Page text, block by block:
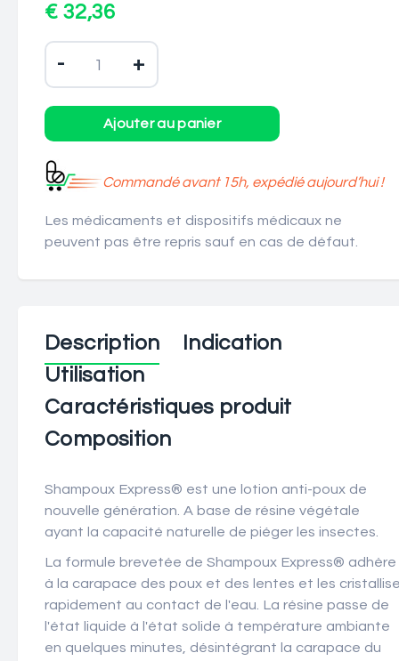
€ 32,36
- +
Commandé avant 15h, expédié aujourd’hui !
Les médicaments et dispositifs médicaux ne
peuvent pas être repris sauf en cas de défaut.
Description
Indication
Utilisation
Caractéristiques produit
Composition
Shampoux Express® est une lotion anti-poux de
nouvelle génération. A base de résine végétale
ayant la capacité naturelle de piéger les insectes.
La formule brevetée de Shampoux Express® adhère
à la carapace des poux et des lentes et les
rapidement au contact de l'eau. La résine passe de
l'état liquide à l'état solide à température ambiante
en quelques minutes, désintégrant la carapace du